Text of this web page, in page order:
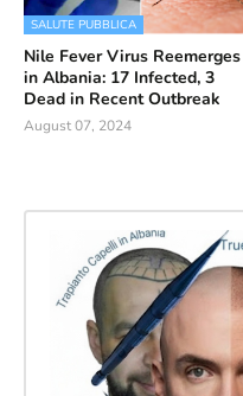
SALUTE PUBBLICA
Nile Fever Virus Reemerges
in Albania: 17 Infected, 3
Dead in Recent Outbreak
August 07, 2024